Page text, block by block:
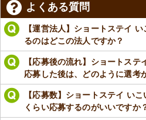
よくある質問
【運営法人】ショートステイ
るのはどこの法人ですか？
【応募後の流れ】ショートステ
応募した後は、どのように選考
【応募数】ショートステイ い
くらい応募するのがいいですか